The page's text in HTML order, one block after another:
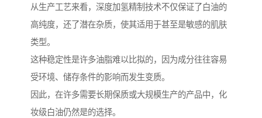
从生产工艺来看，深度加氢精制技术不仅保证了白油的
高纯度，还了潜在杂质，使其适用于甚至是敏感的肌肤
类型。
这种稳定性是许多油脂难以比拟的，因为成分往往容易
受环境、储存条件的影响而发生变质。
因此，在许多需要长期保质或大规模生产的产品中，化
妆级白油仍然是的选择。